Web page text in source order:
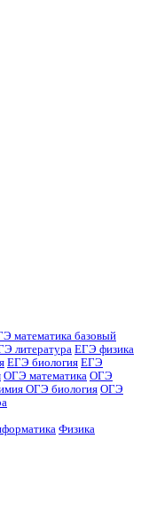
математика базовый
литература ЕГЭ физика
ЕГЭ биология ЕГЭ
ОГЭ математика ОГЭ
ОГЭ биология ОГЭ
Физика